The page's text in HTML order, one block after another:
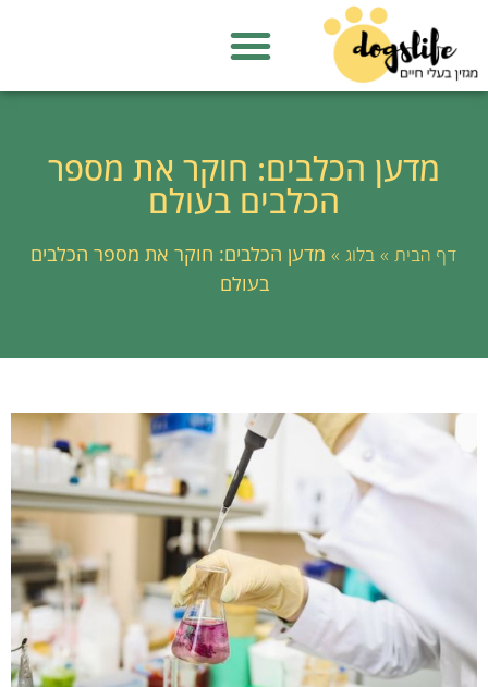
מדען הכלבים: חוקר את מספר
הכלבים בעולם
דף הבית » בלוג » מדען הכלבים: חוקר את מספר הכלבים
בעולם